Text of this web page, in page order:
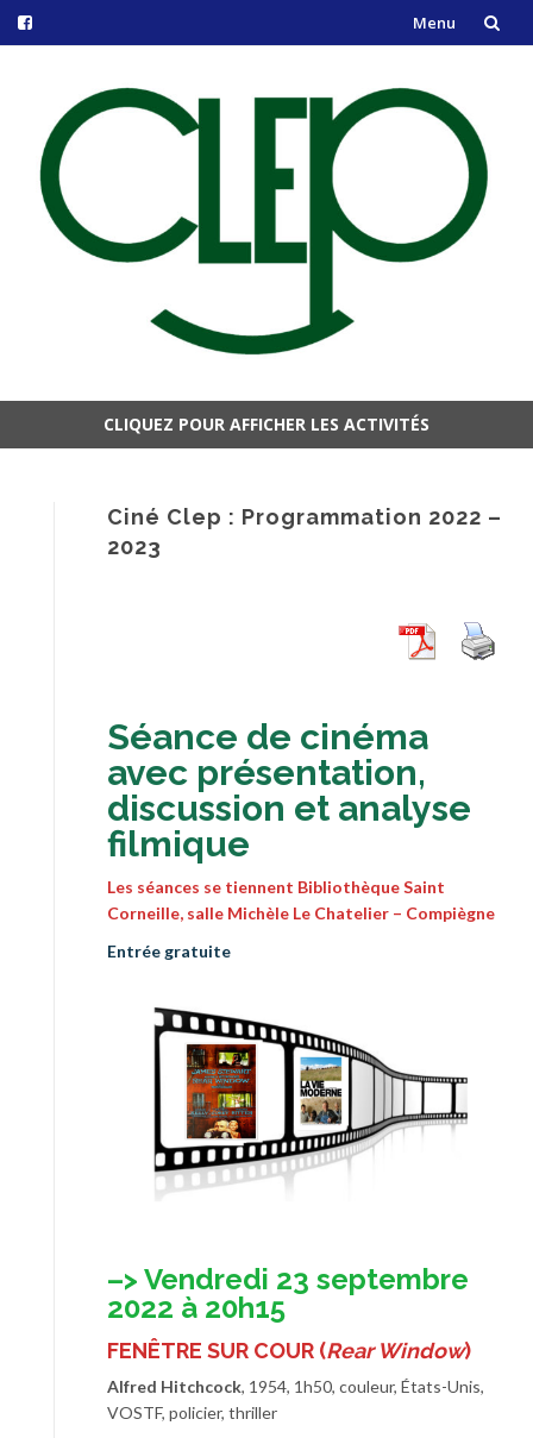
Menu
contenu
CLIQUEZ POUR AFFICHER LES ACTIVITÉS
Ciné Clep : Programmation 2022 –
2023
Séance de cinéma
avec présentation,
discussion et analyse
filmique
Les séances se tiennent Bibliothèque Saint
Corneille, salle Michèle Le Chatelier – Compiègne
Entrée gratuite
–> Vendredi 23 septembre
2022 à 20h15
FENÊTRE SUR COUR (Rear Window)
Alfred Hitchcock, 1954, 1h50, couleur, États-Unis,
VOSTF, policier, thriller